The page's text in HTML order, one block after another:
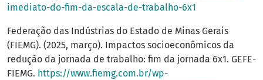
imediato-do-fim-da-escala-de-trabalho-6x1
Federação das Indústrias do Estado de Minas Gerais
(FIEMG). (2025, março). Impactos socioeconômicos da
redução da jornada de trabalho: fim da jornada 6x1. GEFE-
FIEMG. https://www.fiemg.com.br/wp-